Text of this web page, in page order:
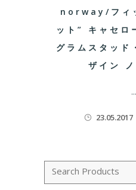
norway/フィ
ット” キャセロ
グラムスタッド
ザイン
...
23.05.2017